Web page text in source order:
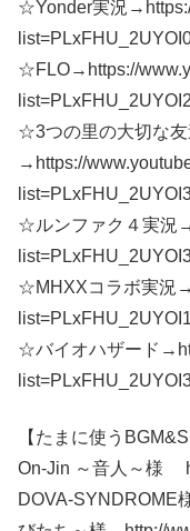
☆Yonder実況
☆FLO→https://
☆3つの里の大切な友
→https://
☆ルンファク４実況
☆MHXXコラボ実況
☆バイオハザード
【たまに使う
On-Jin ～音人～様
DOVA-